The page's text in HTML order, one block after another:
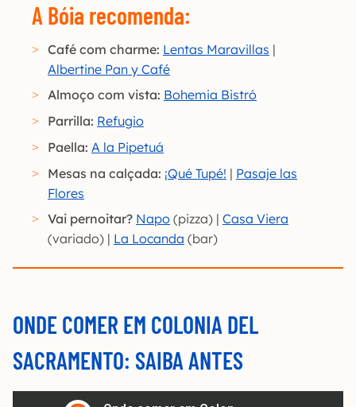
A Bóia recomenda:
Café com charme: Lentas Maravillas |
Albertine Pan y Café
Almoço com vista: Bohemia Bistró
Parrilla: Refugio
Paella: A la Pipetuá
Mesas na calçada: ¡Qué Tupé! | Pasaje las
Flores
Vai pernoitar? Napo (pizza) | Casa Viera
(variado) | La Locanda (bar)
ONDE COMER EM COLONIA DEL
SACRAMENTO: SAIBA ANTES